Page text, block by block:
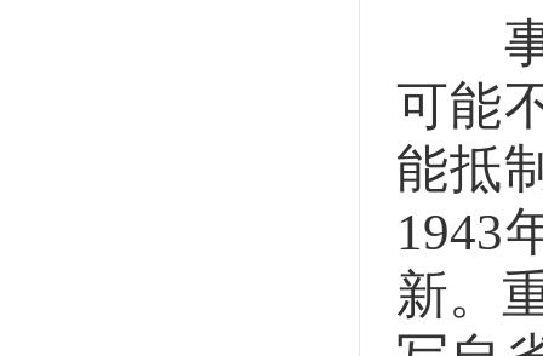
事
可能
能抵
1943
新。